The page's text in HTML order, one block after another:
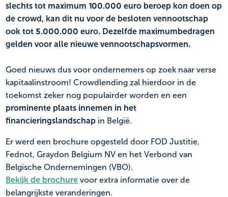
slechts tot maximum 100.000 euro beroep kon doen op
de crowd, kan dit nu voor de besloten vennootschap
ook tot 5.000.000 euro. Dezelfde maximumbedragen
gelden voor alle nieuwe vennootschapsvormen.
Goed nieuws dus voor ondernemers op zoek naar verse
kapitaalinstroom! Crowdlending zal hierdoor in de
toekomst zeker nog populairder worden en een
prominente plaats innemen in het
financieringslandschap in België.
Er werd een brochure opgesteld door FOD Justitie,
Fednot, Graydon Belgium NV en het Verbond van
Belgische Ondernemingen (VBO).
Bekijk de brochure voor extra informatie over de
belangrijkste veranderingen.